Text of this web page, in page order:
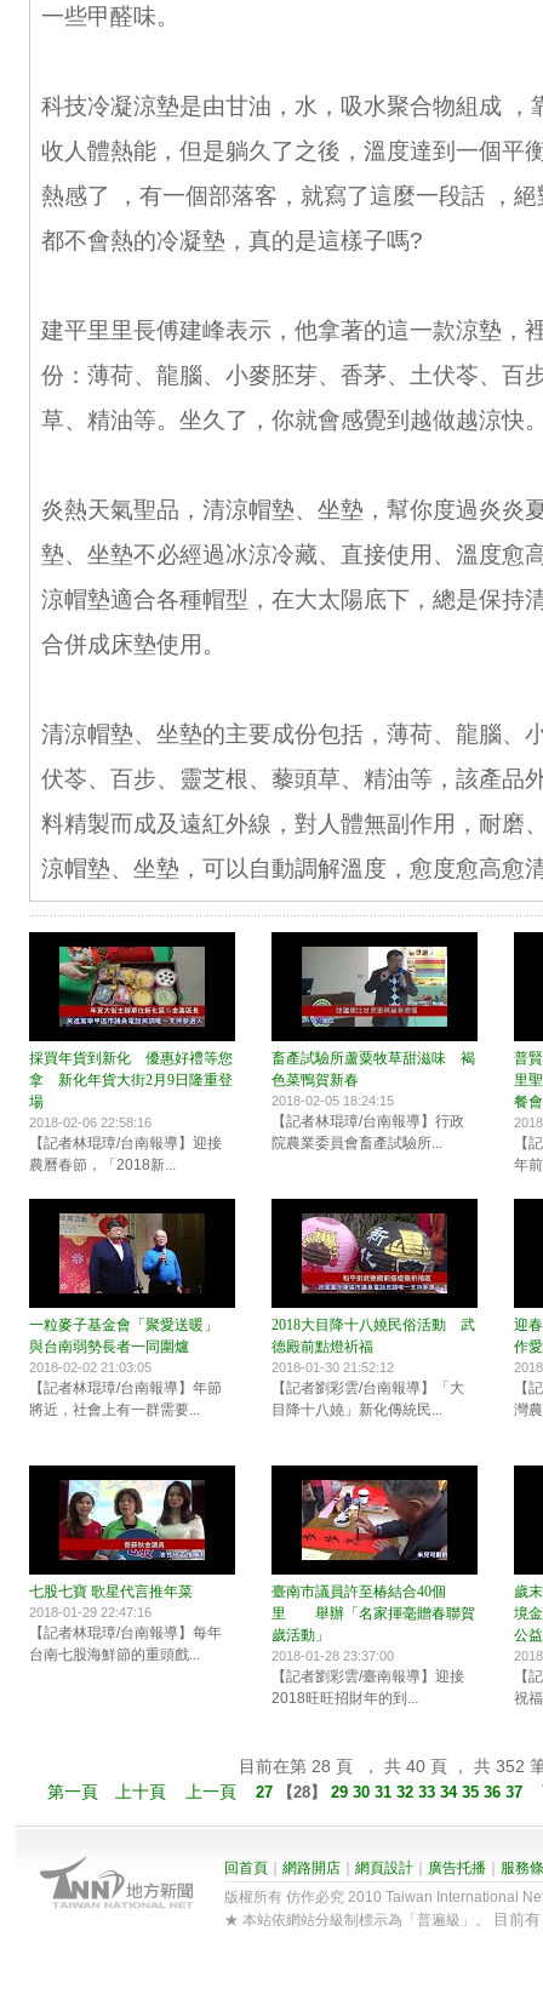
一些甲醛味。
科技冷凝涼墊是由甘油，水，吸水聚合物組成 ，
收人體熱能，但是躺久了之後，溫度達到一個平
熱感了 ，有一個部落客，就寫了這麼一段話 ，
都不會熱的冷凝墊，真的是這樣子嗎?
建平里里長傅建峰表示，他拿著的這一款涼墊，
份：薄荷、龍腦、小麥胚芽、香茅、土伏苓、百
草、精油等。坐久了，你就會感覺到越做越涼快
炎熱天氣聖品，清涼帽墊、坐墊，幫你度過炎炎
墊、坐墊不必經過冰涼冷藏、直接使用、溫度愈
涼帽墊適合各種帽型，在大太陽底下，總是保持
合併成床墊使用。
清涼帽墊、坐墊的主要成份包括，薄荷、龍腦、
伏苓、百步、靈芝根、藜頭草、精油等，該產品
料精製而成及遠紅外線，對人體無副作用，耐磨
涼帽墊、坐墊，可以自動調解溫度，愈度愈高愈
採買年貨到新化 優惠好禮等您
拿 新化年貨大街2月9日隆重登
場
2018-02-06 22:58:16
【記者林琨璋/台南報導】迎接
農曆春節，「2018新...
畜產試驗所蘆粟牧草甜滋味 褐
色菜鴨賀新春
2018-02-05 18:24:15
【記者林琨璋/台南報導】行政
院農業委員會畜產試驗所...
普
里
餐會
【
年
一粒麥子基金會「聚愛送暖」
與台南弱勢長者一同圍爐
2018-02-02 21:03:05
【記者林琨璋/台南報導】年節
將近，社會上有一群需要...
2018大目降十八嬈民俗活動 武
德殿前點燈祈福
2018-01-30 21:52:12
【記者劉彩雲/台南報導】「大
目降十八嬈」新化傳統民...
迎
作
【
灣
七股七寶 歌星代言推年菜
2018-01-29 22:47:16
【記者林琨璋/台南報導】每年
台南七股海鮮節的重頭戲...
臺南市議員許至椿結合40個
里 舉辦「名家揮毫贈春聯賀
歲活動」
2018-01-28 23:37:00
【記者劉彩雲/臺南報導】迎接
2018旺旺招財年的到...
歲
境
公
【
祝
目前在第 28 頁 ， 共 40 頁 ， 共 352
第一頁
上十頁 上一頁 27 【28】 29 30 31 32 33 34 35 36 37
回首頁 網路開店 網頁設計 廣告托播
服務
版權所有 仿作必究 2010 Taiwan International
★ 本站依網站分級制標示為「普遍級」。
目前